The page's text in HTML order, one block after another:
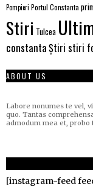
Pompieri Portul Constanta
Stiri Tulcea
constantaȘtiri stiri
ABOUT US
Labore nonumes te vel,
quo. Tantas
admodum mea et, probo
[instagram-feed